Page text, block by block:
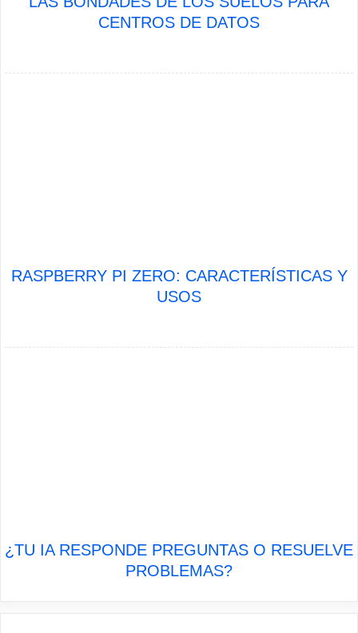
CENTROS DE DATOS
RASPBERRY PI ZERO: CARACTERÍSTICAS Y
USOS
¿TU IA RESPONDE PREGUNTAS O RESUELVE
PROBLEMAS?